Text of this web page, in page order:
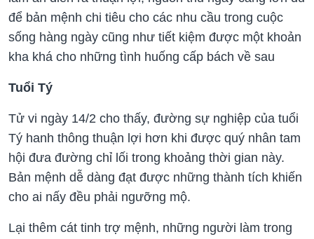
để bản mệnh chi tiêu cho các nhu cầu trong cuộc
sống hàng ngày cũng như tiết kiệm được một khoản
kha khá cho những tình huống cấp bách về sau
Tuổi Tý
Tử vi ngày 14/2 cho thấy, đường sự nghiệp của tuổi
Tý hanh thông thuận lợi hơn khi được quý nhân tam
hội đưa đường chỉ lối trong khoảng thời gian này.
Bản mệnh dễ dàng đạt được những thành tích khiến
cho ai nấy đều phải ngưỡng mộ.
Lại thêm cát tinh trợ mệnh, những người làm trong